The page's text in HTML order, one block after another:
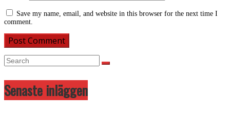
Save my name, email, and website in this browser for the next time I
comment.
Senaste inläggen